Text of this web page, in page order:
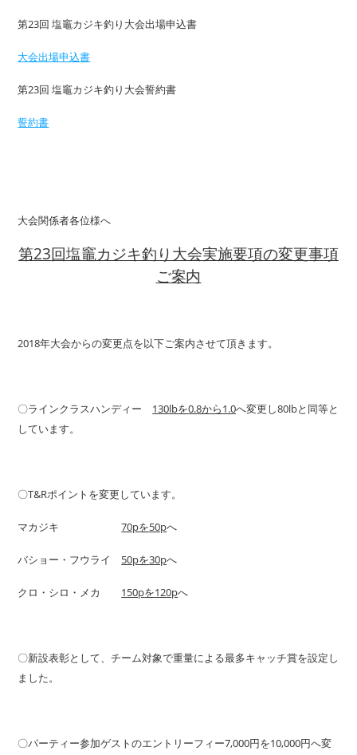
第23回 塩竈カジキ釣り大会出場申込書
大会出場申込書
第23回 塩竈カジキ釣り大会誓約書
誓約書
大会関係者各位様へ
第23回塩竈カジキ釣り大会実施要項の変更事項
ご案内
2018年大会からの変更点を以下ご案内させて頂きます。
〇ラインクラスハンディー 130lbを0.8から1.0へ変更し80lbと同等と
しています。
〇T&Rポイントを変更しています。
マカジキ70pを50pへ
バショー・フウライ 50pを30pへ
クロ・シロ・メカ 150pを120pへ
〇新設表彰として、チーム対象で重量による最多キャッチ賞を設定し
ました。
〇パーティー参加ゲストのエントリーフィー7,000円を10,000円へ変